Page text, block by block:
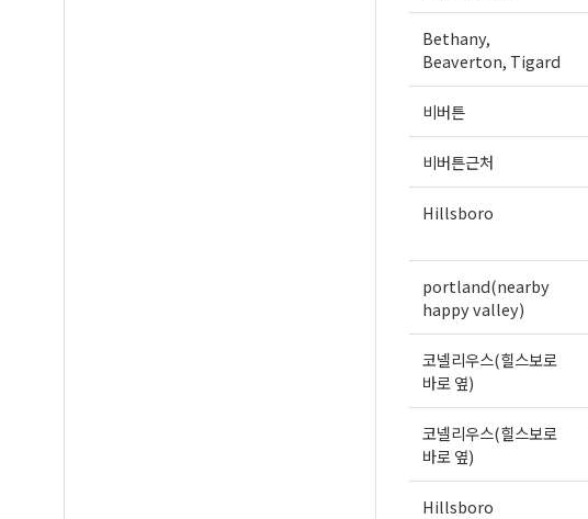
Bethany,
Beaverton, Tigard
비버튼
비버튼근처
Hillsboro
portland(nearby
happy valley)
코넬리우스(힐스보로
바로 옆)
코넬리우스(힐스보로
바로 옆)
Hillsboro